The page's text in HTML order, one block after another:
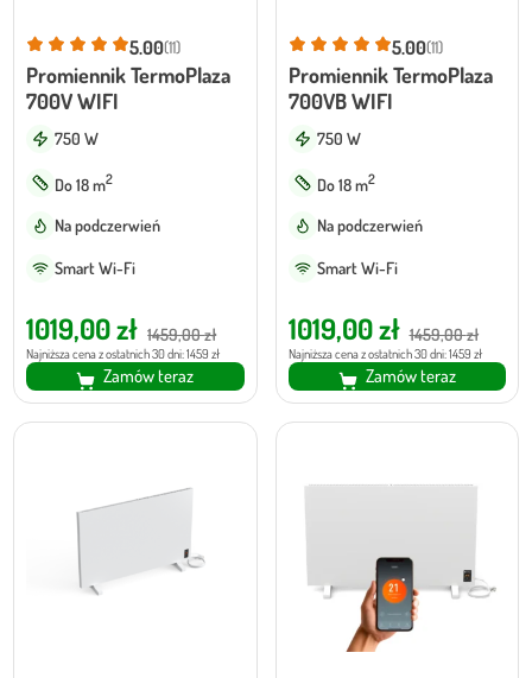
5.00(11)
Promiennik TermoPlaza
700V WIFI
750 W
Do 18 m2
Na podczerwień
Smart Wi-Fi
1459,00zł
Pierwotna
cena
wynosiła:
1459,00 zł.
1019,00zł
Aktualna
cena
wynosi:
1019,00 zł.
Najniższa cena z ostatnich 30 dni: 1459 zł
Zamów teraz
5.00(11)
Promiennik TermoPlaza
700VB WIFI
750 W
Do 18 m2
Na podczerwień
Smart Wi-Fi
1459,00zł
Pierwotna
cena
wynosiła:
1459,00 zł.
1019,00zł
Aktualna
cena
wynosi:
1019,00 zł.
Najniższa cena z ostatnich 30 dni: 1459 zł
Zamów teraz